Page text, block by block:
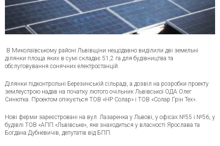
В Миколаївському районі Львівщіни нещодавно виділили дві земельні
ділянки площа яких в сумі складає 51,2 га для будівництва та
обслуговування сонячних електростанцій.
Ділянки підконтрольні Березинській сільраді, а дозвіл на розробки проекту
землеустрою надав на початку лютого очільник Львівської ОДА Олег
Синютка. Проектом опікується ТОВ «НР Солар» і ТОВ «Солар Грін Тех».
Нові ферми зареєстровані на вул. Лазаренка у Львові, у офісах №55 і №56, у
будівлі ТОВ «АПП «Львівське», яке знаходиться у власності Ярослава та
Богдана Дубневичів, депутатів від БПП.